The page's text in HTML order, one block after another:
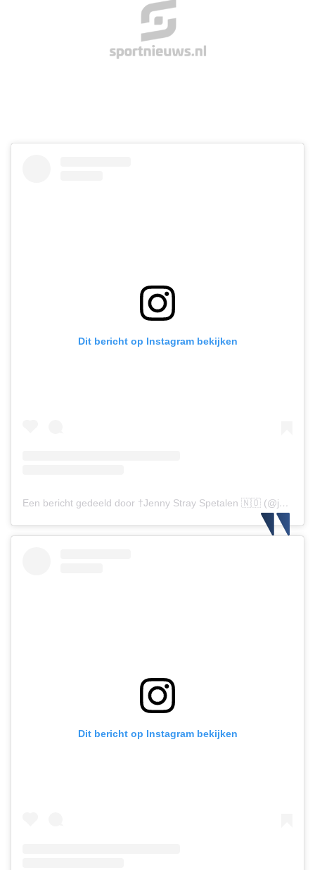
Dit bericht op Instagram bekijken
Een bericht gedeeld door †Jenny Stray Spetalen 🇳🇴 (@jennyspetalen)
Dit bericht op Instagram bekijken